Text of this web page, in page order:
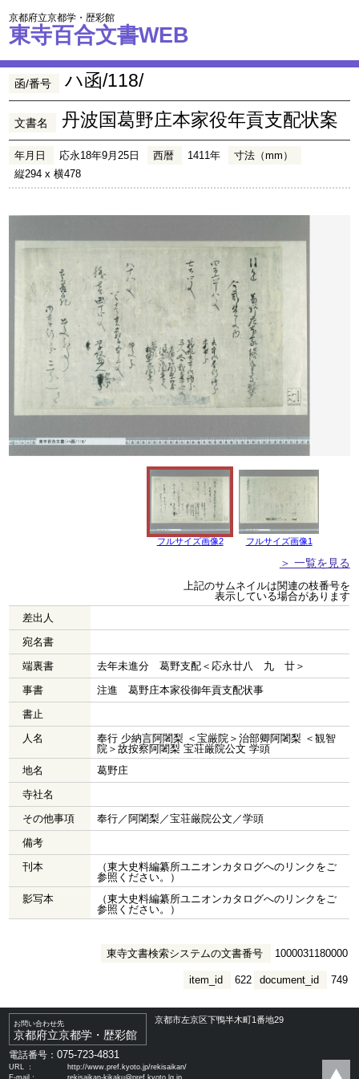
京都府立京都学・歴彩館
東寺百合文書WEB
函/番号 ハ函/118/
文書名 丹波国葛野庄本家役年貢支配状案
年月日 応永18年9月25日 西暦 1411年
寸法（mm）
縦294 x 横478
フルサイズ画像2 フルサイズ画像1
＞ 一覧を見る
上記のサムネイルは関連の枝番号を
表示している場合があります
差出人
宛名書
端裏書
去年未進分 葛野支配＜応永廿八 九 廿＞
事書
注進 葛野庄本家役御年貢支配状事
書止
人名
奉行 少納言阿闍梨 ＜宝厳院＞治部卿阿闍梨 ＜観智
院＞故按察阿闍梨 宝荘厳院公文 学頭
地名
葛野庄
寺社名
その他事項
奉行／阿闍梨／宝荘厳院公文／学頭
備考
刊本
（東大史料編纂所ユニオンカタログへのリンクをご
参照ください。）
影写本
（東大史料編纂所ユニオンカタログへのリンクをご
参照ください。）
東寺文書検索システムの文書番号 1000031180000
document_id 749
item_id 622
お問い合わせ先
京都府立京都学・歴彩館
京都市左京区下鴨半木町1番地29
電話番号：075-723-4831
URL ：
http://www.pref.kyoto.jp/rekisaikan/
E-mail：
rekisaikan-kikaku@pref.kyoto.lg.jp